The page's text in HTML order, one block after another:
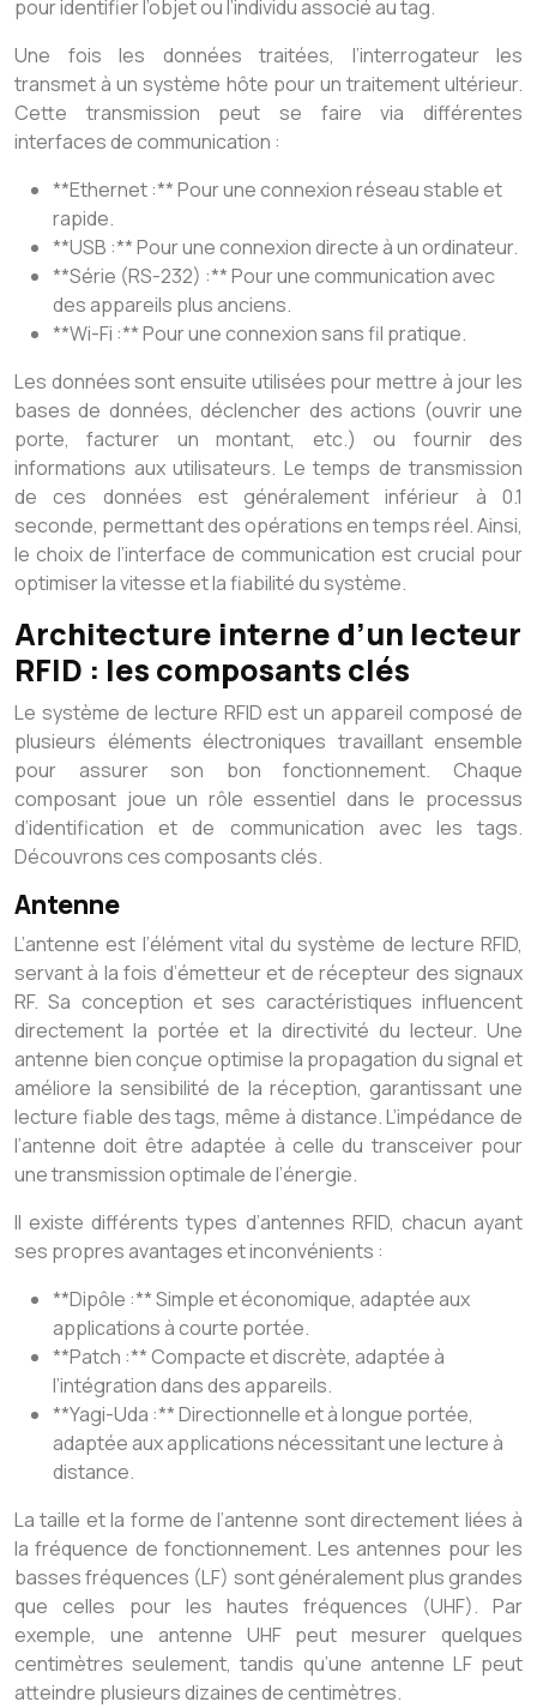
pour identifier l’objet ou l’individu associé au tag.
Une fois les données traitées, l’interrogateur les
transmet à un système hôte pour un traitement ultérieur.
Cette transmission peut se faire via différentes
interfaces de communication :
**Ethernet :** Pour une connexion réseau stable et
rapide.
**USB :** Pour une connexion directe à un ordinateur.
**Série (RS-232) :** Pour une communication avec
des appareils plus anciens.
**Wi-Fi :** Pour une connexion sans fil pratique.
Les données sont ensuite utilisées pour mettre à jour les
bases de données, déclencher des actions (ouvrir une
porte, facturer un montant, etc.) ou fournir des
informations aux utilisateurs. Le temps de transmission
de ces données est généralement inférieur à 0.1
seconde, permettant des opérations en temps réel. Ainsi,
le choix de l’interface de communication est crucial pour
optimiser la vitesse et la fiabilité du système.
Architecture interne d’un lecteur
RFID : les composants clés
Le système de lecture RFID est un appareil composé de
plusieurs éléments électroniques travaillant ensemble
pour assurer son bon fonctionnement. Chaque
composant joue un rôle essentiel dans le processus
d’identification et de communication avec les tags.
Découvrons ces composants clés.
Antenne
L’antenne est l’élément vital du système de lecture RFID,
servant à la fois d’émetteur et de récepteur des signaux
RF. Sa conception et ses caractéristiques influencent
directement la portée et la directivité du lecteur. Une
antenne bien conçue optimise la propagation du signal et
améliore la sensibilité de la réception, garantissant une
lecture fiable des tags, même à distance. L’impédance de
l’antenne doit être adaptée à celle du transceiver pour
une transmission optimale de l’énergie.
Il existe différents types d’antennes RFID, chacun ayant
ses propres avantages et inconvénients :
**Dipôle :** Simple et économique, adaptée aux
applications à courte portée.
**Patch :** Compacte et discrète, adaptée à
l’intégration dans des appareils.
**Yagi-Uda :** Directionnelle et à longue portée,
adaptée aux applications nécessitant une lecture à
distance.
La taille et la forme de l’antenne sont directement liées à
la fréquence de fonctionnement. Les antennes pour les
basses fréquences (LF) sont généralement plus grandes
que celles pour les hautes fréquences (UHF). Par
exemple, une antenne UHF peut mesurer quelques
centimètres seulement, tandis qu’une antenne LF peut
atteindre plusieurs dizaines de centimètres.